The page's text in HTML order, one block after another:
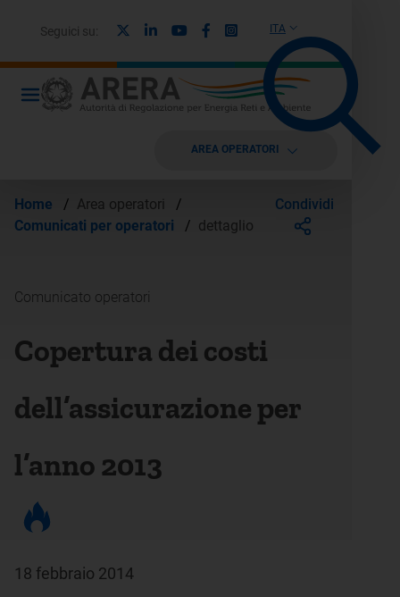
ITA
Seguici su: LinkedinYoutubeFacebook
Instagram
AREA OPERATORI
Home / Area operatori
/
Comunicati per operatori
/ dettaglio
Condividi
Comunicato operatori
Copertura dei costi
dell’assicurazione per
l’anno 2013
18 febbraio 2014